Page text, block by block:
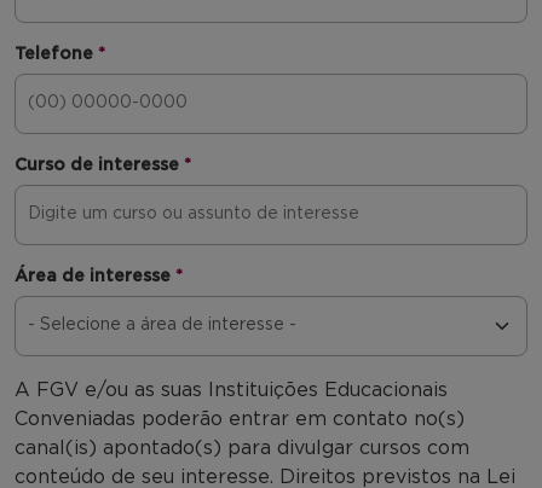
Telefone *
Curso de interesse *
Área de interesse *
A FGV e/ou as suas Instituições Educacionais
Conveniadas poderão entrar em contato no(s)
canal(is) apontado(s) para divulgar cursos com
conteúdo de seu interesse. Direitos previstos na Lei